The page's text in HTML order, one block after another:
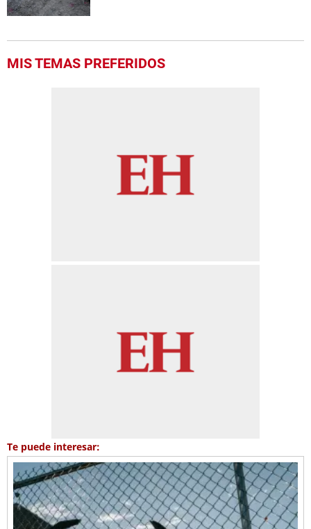
MIS TEMAS PREFERIDOS
Te puede interesar: